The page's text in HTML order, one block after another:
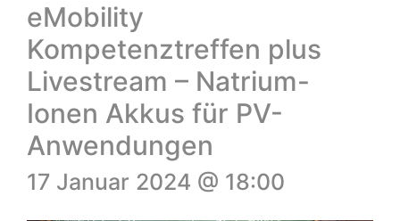
eMobility
Kompetenztreffen plus
Livestream – Natrium-
Ionen Akkus für PV-
Anwendungen
17 Januar 2024 @ 18:00